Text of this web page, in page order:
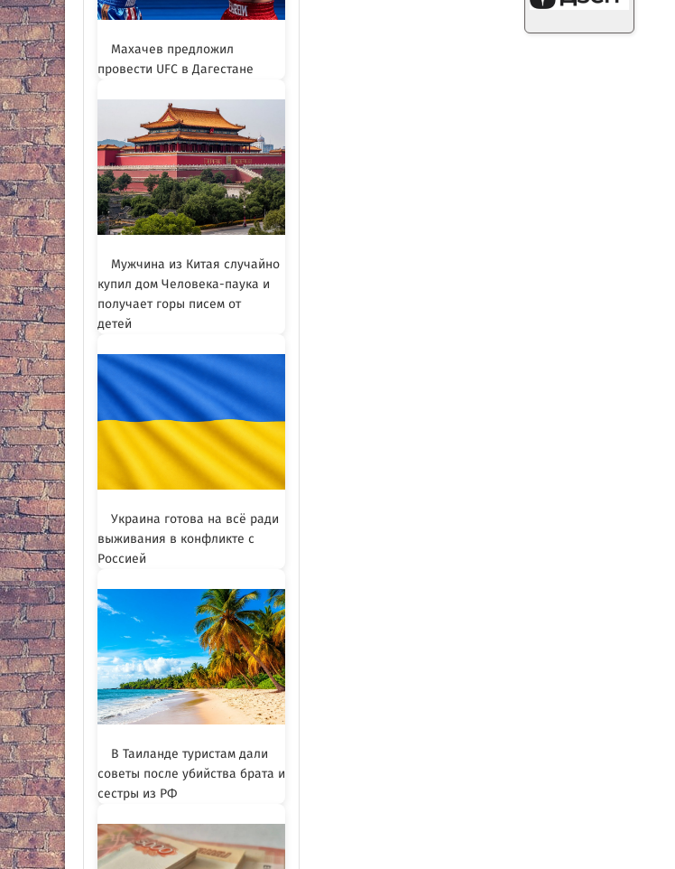
Махачев предложил
провести UFC в Дагестане
Мужчина из Китая случайно
купил дом Человека-паука и
получает горы писем от
детей
Украина готова на всё ради
выживания в конфликте с
Россией
В Таиланде туристам дали
советы после убийства брата и
сестры из РФ